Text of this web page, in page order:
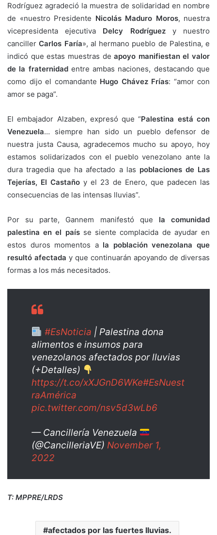
Rodríguez agradeció la muestra de solidaridad en nombre
de «nuestro Presidente Nicolás Maduro Moros, nuestra
vicepresidenta ejecutiva Delcy Rodríguezy nuestro
cancillerCarlos Faría», al hermano pueblo de Palestina, e
indicó que estas muestras deapoyo manifiestan el valor
de la fraternidadentre ambas naciones, destacando que
como dijo el comandante Hugo Chávez Frías: “amor con
amor se paga”.
El embajador Alzaben, expresó que “Palestina está con
Venezuela… siempre han sido un pueblo defensor de
nuestra justa Causa, agradecemos mucho su apoyo, hoy
estamos solidarizados con el pueblo venezolano ante la
dura tragedia que ha afectado a las poblaciones de Las
Tejerías, El Castaño y el 23 de Enero, que padecen las
consecuencias de las intensas lluvias”.
Por su parte, Gannem manifestó que la comunidad
palestina en el paísse siente complacida de ayudar en
estos duros momentos a la población venezolana que
resultó afectada y que continuarán apoyando de diversas
formas a los más necesitados.
#EsNoticia | Palestina dona
alimentos e insumos para
venezolanos afectados por lluvias
(+Detalles)
https://t.co/xXJGnD6WKe#EsNuest
raAmérica
pic.twitter.com/nsv5d3wLb6
— Cancillería Venezuela
(@CancilleriaVE) November 1,
2022
T: MPPRE/LRDS
afectados por las fuertes lluvias.